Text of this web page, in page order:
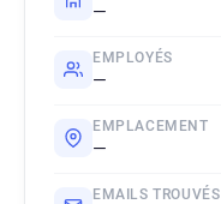
—
EMPLOYÉS
—
EMPLACEMENT
—
EMAILS TROUVÉS